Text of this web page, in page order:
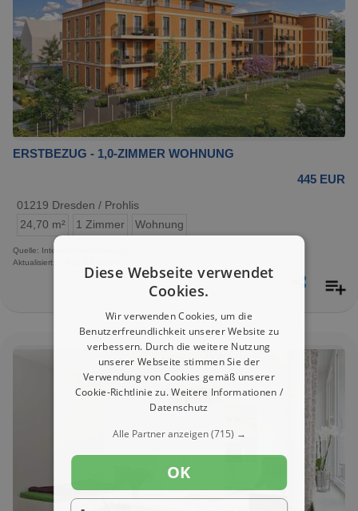
ERSTBEZUG - 1,0-ZIMMER WOHNUNG
445 EUR
01219 Dresden / Prohlis
24,70 m²
1 Zimmer Wohnung
Quelle: Internet-Kleinanzeigen
Aktualisiert: 1 Tag, 7 Stunden
Diese Webseite verwendet
Cookies.
Wir verwenden Cookies, um die
Benutzerfreundlichkeit unserer Website zu
verbessern. Durch die weitere Nutzung
unserer Webseite stimmen Sie der
Verwendung von Cookies gemäß unserer
Cookie-Richtlinie zu.Weitere Informationen /
Datenschutz
Alle Partner anzeigen(715) →
OK